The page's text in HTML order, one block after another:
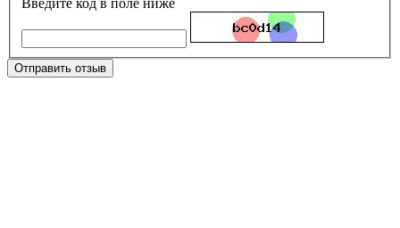
Отправить отзыв